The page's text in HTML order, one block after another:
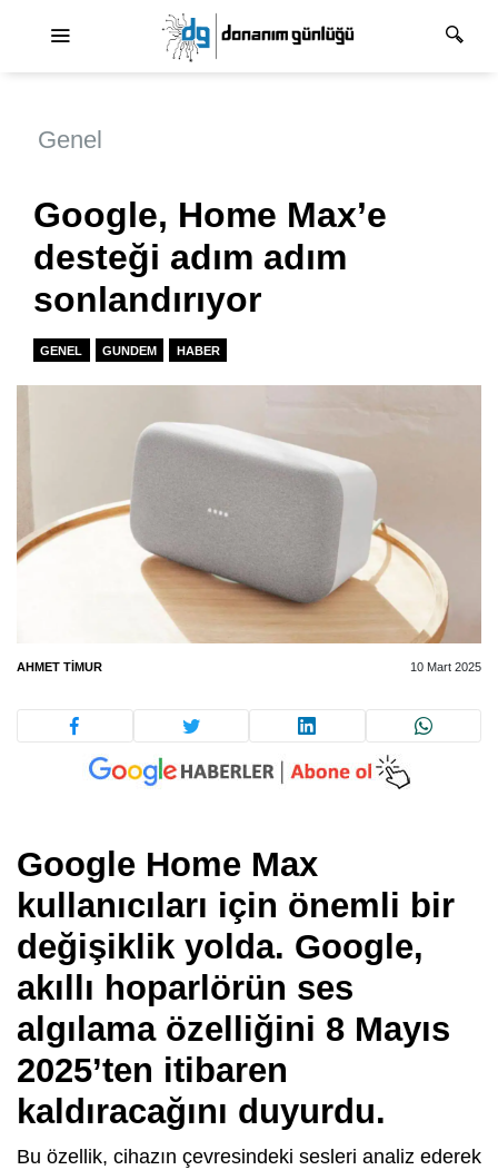
Genel
Google, Home Max’e
desteği adım adım
sonlandırıyor
GENEL GUNDEM HABER
AHMET TIMUR 10 Mart 2025
Google Home Max
kullanıcıları için önemli bir
değişiklik yolda. Google,
akıllı hoparlörün ses
algılama özelliğini 8 Mayıs
2025’ten itibaren
kaldıracağını duyurdu.
Bu özellik, cihazın çevresindeki sesleri analiz ederek